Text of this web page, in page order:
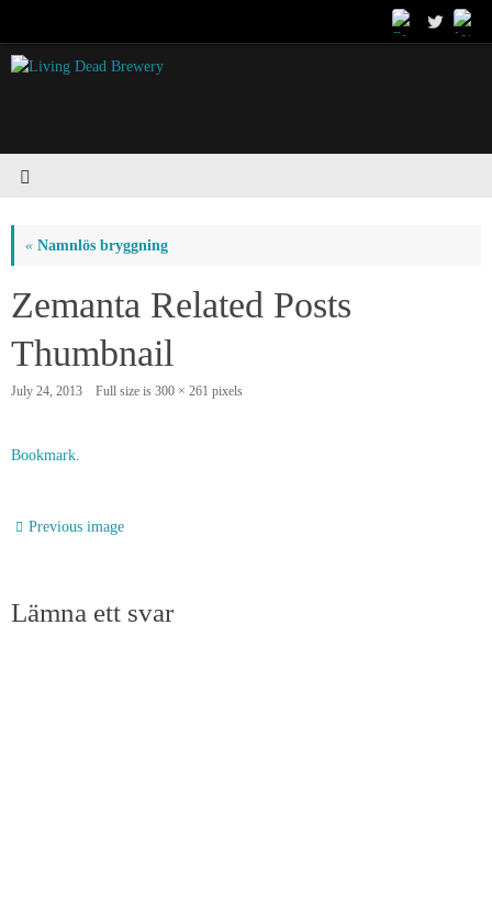
« Namnlös bryggning
Zemanta Related Posts
Thumbnail
July 24, 2013 Full size is 300 × 261 pixels
Bookmark.
Previous image
Lämna ett svar